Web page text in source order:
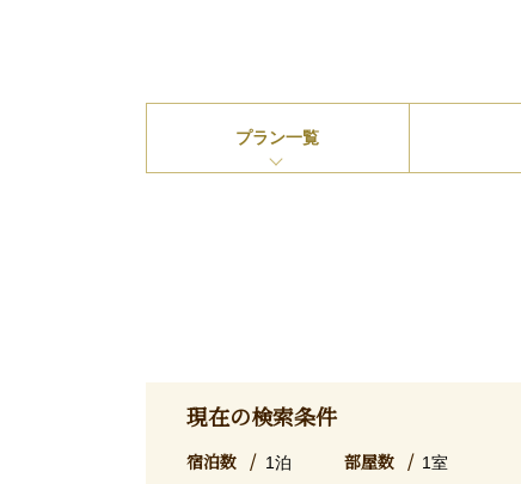
プラン一覧
現在の検索条件
宿泊数 1泊 部屋数 1室